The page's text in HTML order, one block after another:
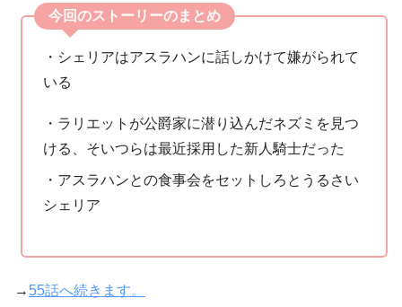
今回のストーリーのまとめ
・シェリアはアスラハンに話しかけて嫌がられて
いる
・ラリエットが公爵家に潜り込んだネズミを見つ
ける、そいつらは最近採用した新人騎士だった
・アスラハンとの食事会をセットしろとうるさい
シェリア
→ 55話へ続きます。